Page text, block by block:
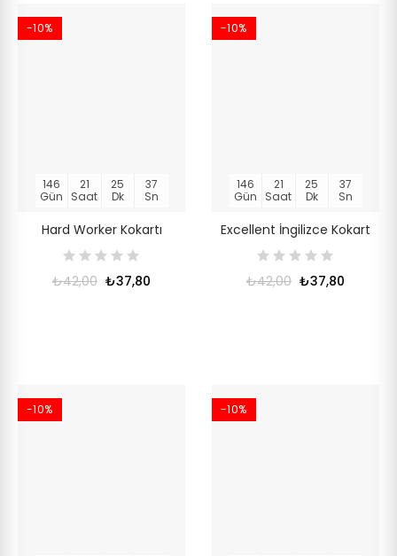
-10%
146
Gün
21
Saat
25
Dk
36
Sn
Hard Worker Kokartı
₺42,00 ₺37,80
-10%
146
Gün
21
Saat
25
Dk
36
Sn
Excellent İngilizce Kokart
₺42,00 ₺37,80
-10% -10%